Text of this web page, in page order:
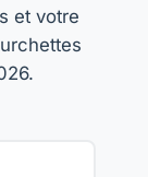
et votre